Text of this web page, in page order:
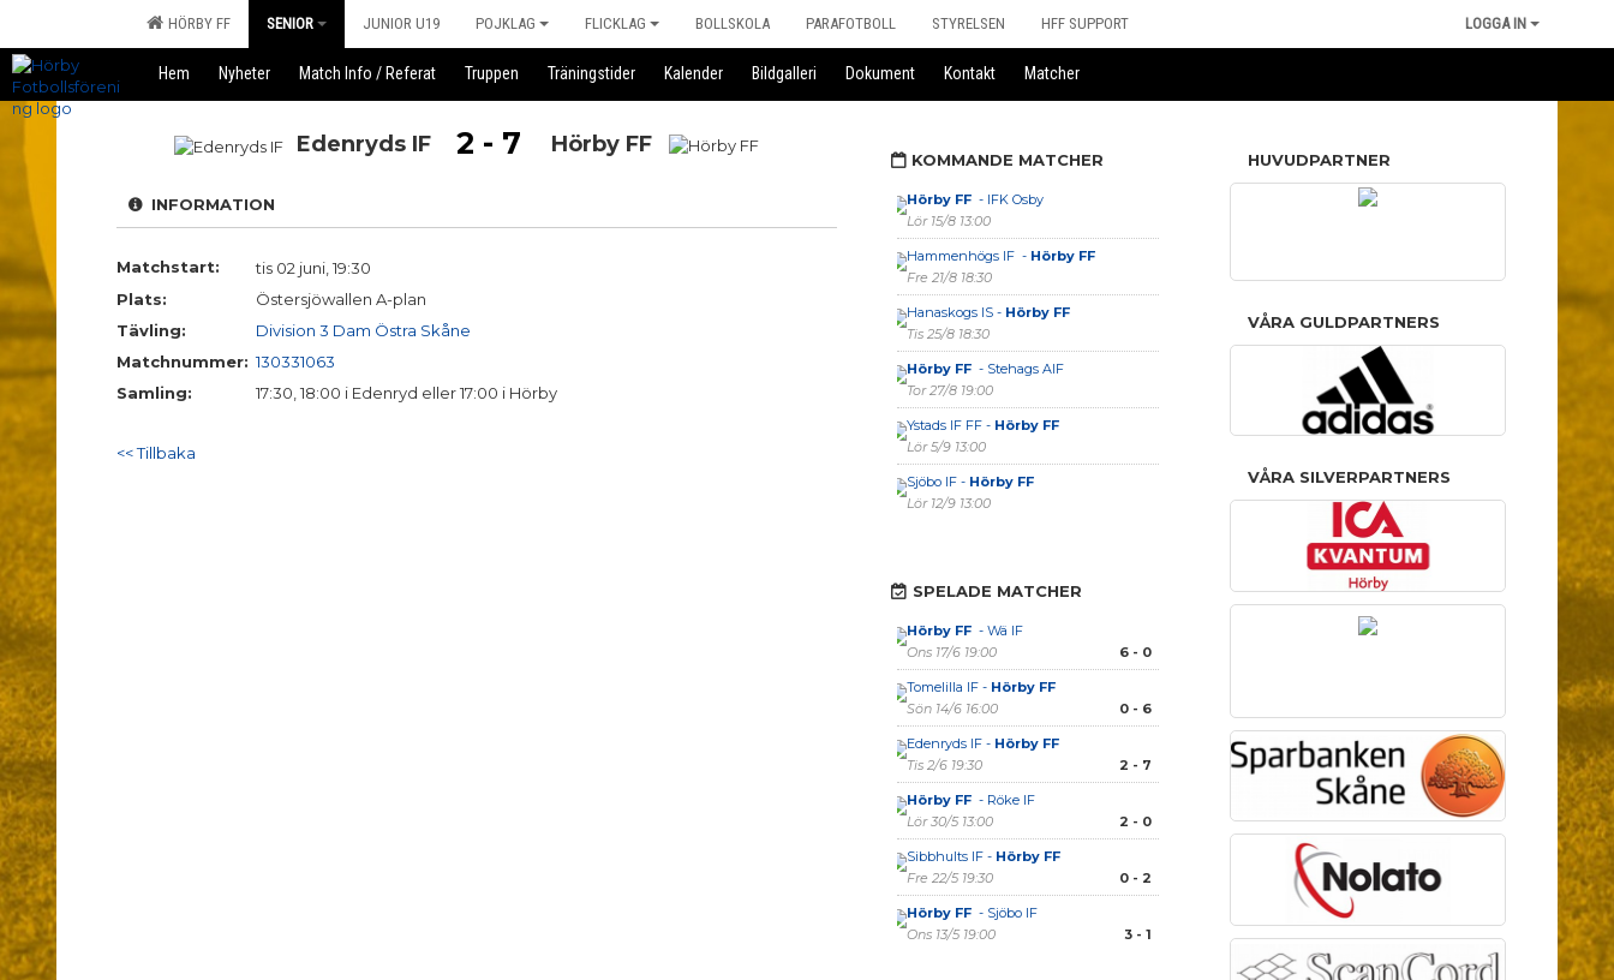
HÖRBY FF SENIOR JUNIOR U19 POJKLAG FLICKLAG BOLLSKOLA PARAFOTBOLL STYRELSEN HFF SUPPORT LOGGA IN
Hem Nyheter Match Info / Referat Truppen Träningstider Kalender Bildgalleri Dokument Kontakt Matcher
Edenryds IF 2 - 7 Hörby FF
INFORMATION
Matchstart:
tis 02 juni, 19:30
Plats:
Östersjöwallen A-plan
Tävling:
Division 3 Dam Östra Skåne
Matchnummer: 130331063
Samling:
17:30, 18:00 i Edenryd eller 17:00 i Hörby
<< Tillbaka
KOMMANDE MATCHER
Hörby FF - IFK Osby
Lör 15/8 13:00
Hammenhögs IF - Hörby FF
Fre 21/8 18:30
Hanaskogs IS - Hörby FF
Tis 25/8 18:30
Hörby FF - Stehags AIF
Tor 27/8 19:00
Ystads IF FF - Hörby FF
Lör 5/9 13:00
Sjöbo IF - Hörby FF
Lör 12/9 13:00
SPELADE MATCHER
Hörby FF - Wä IF
Ons 17/6 19:00
6 - 0
Tomelilla IF - Hörby FF
Sön 14/6 16:00
0 - 6
Edenryds IF - Hörby FF
Tis 2/6 19:30
2 - 7
Hörby FF - Röke IF
Lör 30/5 13:00
2 - 0
Sibbhults IF - Hörby FF
Fre 22/5 19:30
0 - 2
Hörby FF - Sjöbo IF
Ons 13/5 19:00
3 - 1
HUVUDPARTNER
VÅRA GULDPARTNERS
VÅRA SILVERPARTNERS